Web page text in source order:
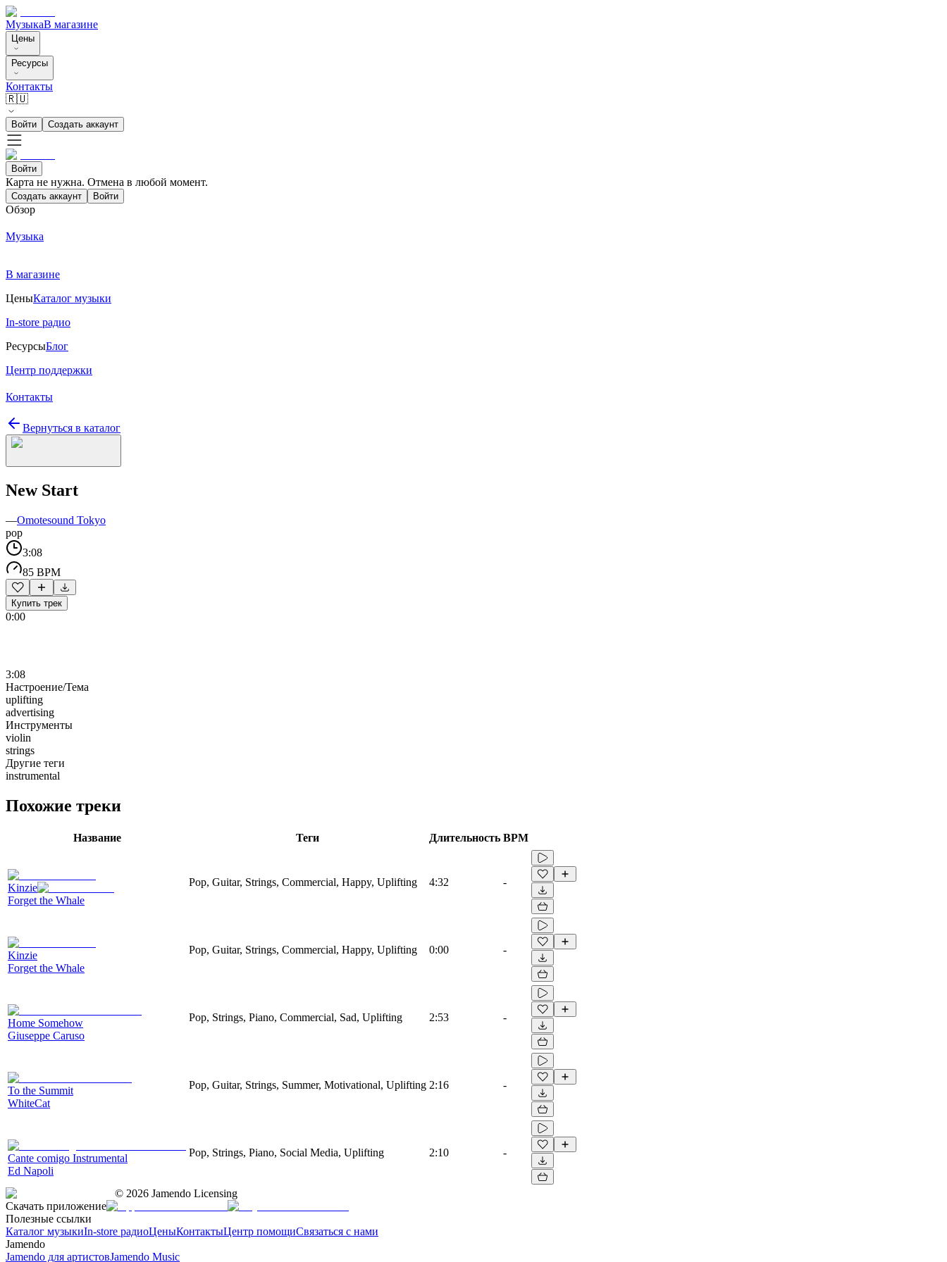
МузыкаВ магазине
Цены
Ресурсы
Контакты
🇷🇺
Войти Создать аккаунт
Войти
Карта не нужна. Отмена в любой момент.
Создать аккаунт Войти
Обзор
Музыка
В магазине
ЦеныКаталог музыки
In-store радио
РесурсыБлог
Центр поддержки
Контакты
Вернуться в каталог
New Start
—Omotesound Tokyo
pop
3:08
85 BPM
Купить трек
0:00
3:08
Настроение/Тема
uplifting
advertising
Инструменты
violin
strings
Другие теги
instrumental
Похожие треки
Название Теги Длительность BPM
Kinzie
Forget the Whale
Pop, Guitar, Strings, Commercial, Happy, Uplifting 4:32 -
Kinzie
Forget the Whale
Pop, Guitar, Strings, Commercial, Happy, Uplifting 0:00 -
Home Somehow
Giuseppe Caruso
Pop, Strings, Piano, Commercial, Sad, Uplifting 2:53 -
To the Summit
WhiteCat
Pop, Guitar, Strings, Summer, Motivational, Uplifting 2:16 -
Cante comigo Instrumental
Ed Napoli
Pop, Strings, Piano, Social Media, Uplifting 2:10 -
© 2026 Jamendo Licensing
Скачать приложение
Полезные ссылки
Каталог музыкиIn-store радиоЦеныКонтактыЦентр помощиСвязаться с нами
Jamendo
Jamendo для артистовJamendo Music